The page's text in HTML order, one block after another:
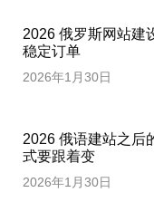
2026 俄罗斯网站建
稳定订单
2026年1月30日
2026 俄语建站之后
式要跟着变
2026年1月30日